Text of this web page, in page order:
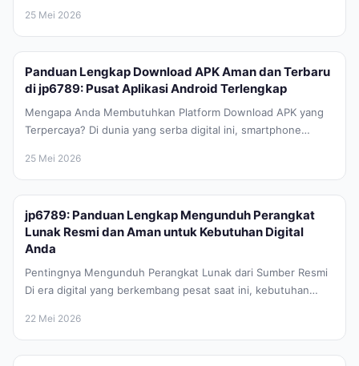
25 Mei 2026
Panduan Lengkap Download APK Aman dan Terbaru
di jp6789: Pusat Aplikasi Android Terlengkap
Mengapa Anda Membutuhkan Platform Download APK yang
Terpercaya? Di dunia yang serba digital ini, smartphone
25 Mei 2026
jp6789: Panduan Lengkap Mengunduh Perangkat
Lunak Resmi dan Aman untuk Kebutuhan Digital
Anda
Pentingnya Mengunduh Perangkat Lunak dari Sumber Resmi
Di era digital yang berkembang pesat saat ini, kebutuhan
22 Mei 2026